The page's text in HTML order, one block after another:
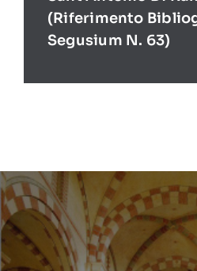
(Riferimento
Segusium N. 63)